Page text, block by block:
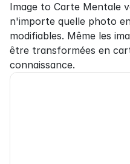
Image to Carte Mentale
n'importe quelle photo
modifiables. Même les
être transformées en
connaissance.